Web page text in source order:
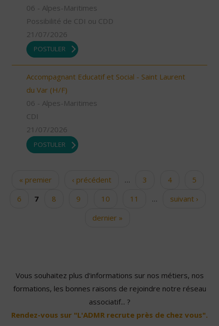
06 - Alpes-Maritimes
Possibilité de CDI ou CDD
21/07/2026
POSTULER
Accompagnant Educatif et Social - Saint Laurent
du Var (H/F)
06 - Alpes-Maritimes
CDI
21/07/2026
POSTULER
Pages« premier ‹ précédent … 3 4
5
6
7 8 9 10 11 …
suivant ›
dernier »
Vous souhaitez plus d'informations sur nos métiers, nos
formations, les bonnes raisons de rejoindre notre réseau
associatif... ?
Rendez-vous sur "L'ADMR recrute près de chez vous".